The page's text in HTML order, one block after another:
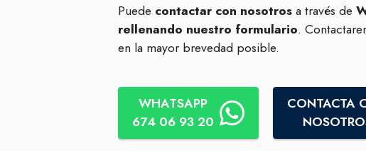
Puede contactar con nosotrosa través de
rellenando nuestro formulario.
en la mayor brevedad posible.
WHATSAPP
674 06 93 20
CONTACTA